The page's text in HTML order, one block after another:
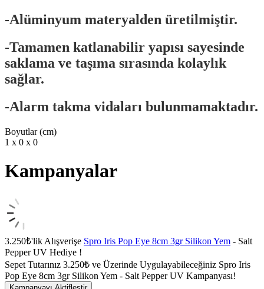
-Alüminyum materyalden üretilmiştir.
-Tamamen katlanabilir yapısı sayesinde
saklama ve taşıma sırasında kolaylık
sağlar.
-Alarm takma vidaları bulunmamaktadır.
Boyutlar (cm)
1 x 0 x 0
Kampanyalar
3.250₺'lik Alışverişe Spro Iris Pop Eye 8cm 3gr Silikon Yem - Salt
Pepper UV Hediye !
Sepet Tutarınız 3.250₺ ve Üzerinde Uygulayabileceğiniz Spro Iris
Pop Eye 8cm 3gr Silikon Yem - Salt Pepper UV Kampanyası!